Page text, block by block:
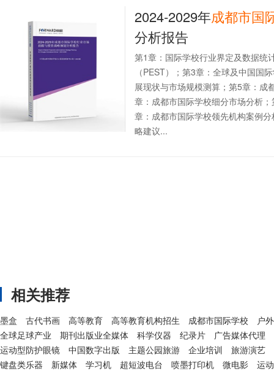
2024-2029年成都市国
分析报告
第1章：国际学校行业界定及数据统
（PEST）；第3章：全球及中国国
展现状与市场规模测算；第5章：成
章：成都市国际学校细分市场分析
章：成都市国际学校领先机构案例
略建议...
相关推荐
墨盒 古代书画 高等教育 高等教育机构招生 成都市国际学校
户
全球足球产业
期刊出版业全媒体 科学仪器 纪录片
广告媒体代理
运动型防护眼镜
中国数字出版 主题公园旅游 企业培训
旅游演艺
键盘类乐器
新媒体 学习机 超短波电台 喷墨打印机 微电影
运